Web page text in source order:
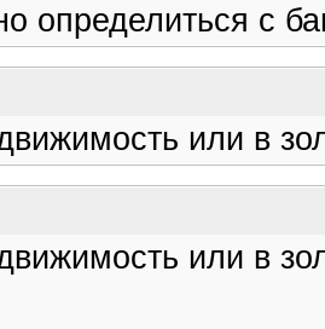
определиться с
или в
или в